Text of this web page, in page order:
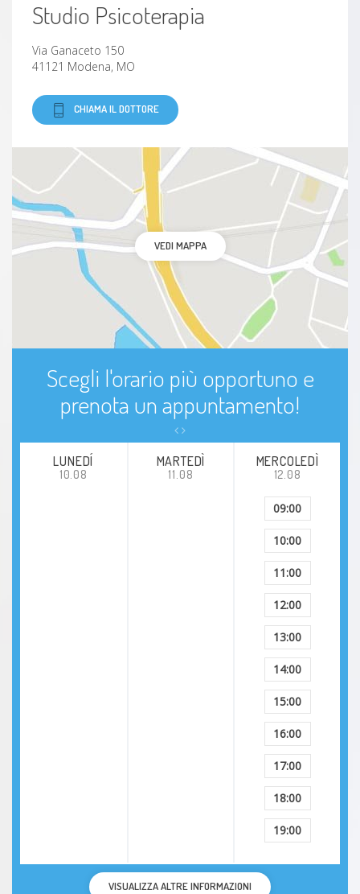
Studio Psicoterapia
Via Ganaceto 150
41121 Modena, MO
CHIAMA IL DOTTORE
VEDI MAPPA
Scegli l'orario più opportuno e
prenota un appuntamento!
LUNEDÍ
10.08
MARTEDÌ
11.08
MERCOLEDÌ
12.08
09:00
10:00
11:00
12:00
13:00
14:00
15:00
16:00
17:00
18:00
19:00
VISUALIZZA ALTRE INFORMAZIONI